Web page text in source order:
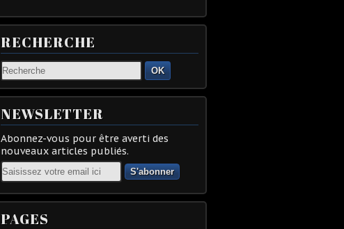
RECHERCHE
OK
NEWSLETTER
Abonnez-vous pour être averti des
nouveaux articles publiés.
Email
PAGES